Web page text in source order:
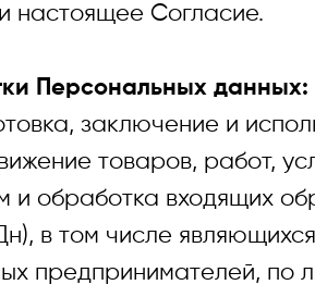
настоящее Согласие.
Персональных данных:
заключение и
товаров, работ,
входящих
в том числе
предпринимателей,